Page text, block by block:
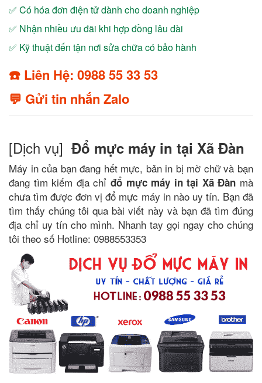
✅ Có hóa đơn điện tử dành cho doanh nghiệp
✅ Nhận nhiều ưu đãi khi hợp đồng lâu dài
✅ Kỹ thuật đến tận nơi sửa chữa có bảo hành
☎️ Liên Hệ: 0988 55 33 53
💬 Gửi tin nhắn Zalo
[Dịch vụ] Đổ mực máy in tại Xã Đàn
Máy in của bạn đang hết mực, bản in bị mờ chữ và bạn
đang tìm kiếm địa chỉ đổ mực máy in tại Xã Đàn mà
chưa tìm được đơn vị đổ mực máy in nào uy tín. Bạn đã
tìm thấy chúng tôi qua bài viết này và bạn đã tìm đúng
địa chỉ uy tín cho mình. Nhanh tay gọi ngay cho chúng
tôi theo số Hotline: 0988553353